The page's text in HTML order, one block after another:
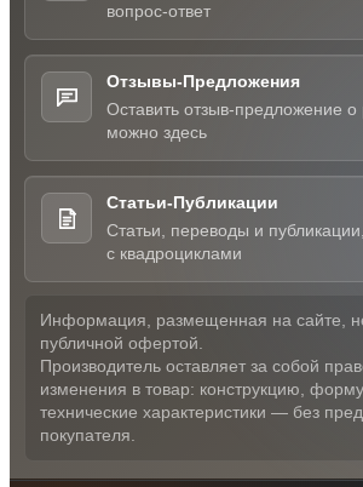
вопрос-ответ
Отзывы-Предложения
Оставить отзыв-предложение о
можно здесь
Статьи-Публикации
Статьи, переводы и
с квадроциклами
Информация, размещенная на сайте,
публичной офертой.
Производитель оставляет за собой
изменения в товар: конструкцию,
технические характеристики — без
покупателя.